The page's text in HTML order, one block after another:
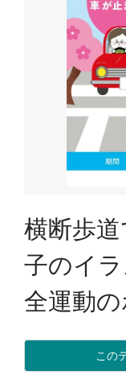
横断歩
子のイ
全運動
この